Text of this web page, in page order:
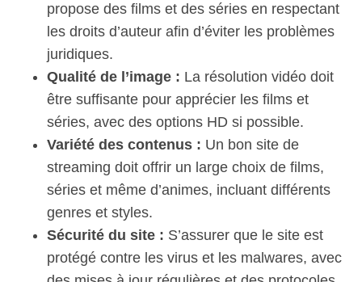
propose des films et des séries en respectant
les droits d’auteur afin d’éviter les problèmes
juridiques.
Qualité de l’image : La résolution vidéo doit
être suffisante pour apprécier les films et
séries, avec des options HD si possible.
Variété des contenus : Un bon site de
streaming doit offrir un large choix de films,
séries et même d’animes, incluant différents
genres et styles.
Sécurité du site : S’assurer que le site est
protégé contre les virus et les malwares, avec